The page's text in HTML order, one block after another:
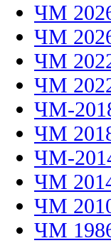
ЧМ
ЧМ
ЧМ
ЧМ
ЧМ-
ЧМ
ЧМ-
ЧМ
ЧМ
ЧМ